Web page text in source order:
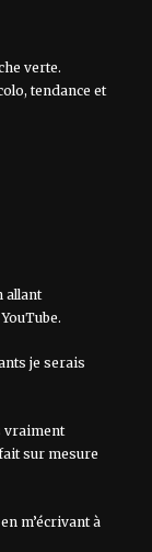
verte.
tendance et
allant
YouTube.
je serais
vraiment
sur mesure
m’écrivant à